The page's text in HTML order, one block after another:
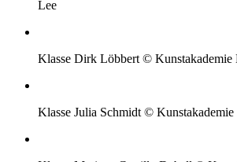
Lee
Klasse Dirk Löbbert © Kunstakademie
Klasse Julia Schmidt ©